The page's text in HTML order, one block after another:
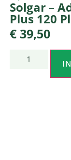
Solgar –
Plus 120
€ 39,50